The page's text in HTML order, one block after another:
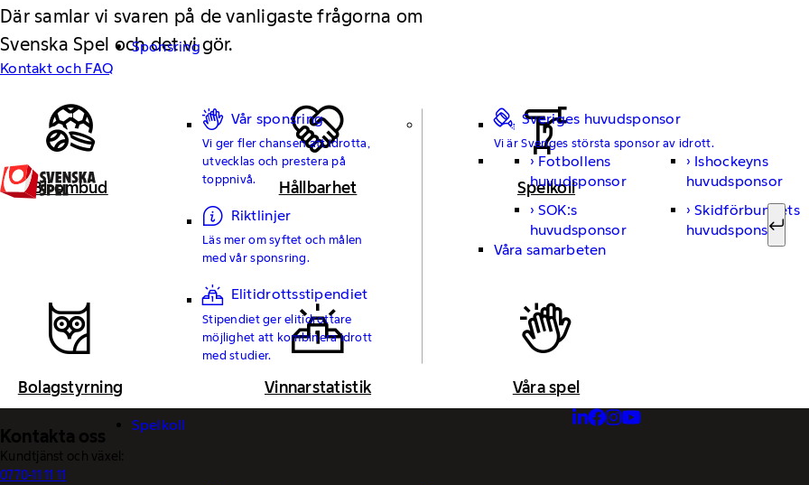
Sponsring
Vår sponsring
Vi ger fler chansen att idrotta,
utvecklas och prestera på
toppnivå.
Riktlinjer
Läs mer om syftet och målen
med vår sponsring.
Elitidrottsstipendiet
Stipendiet ger elitidrottare
möjlighet att kombinera idrott
med studier.
Sveriges huvudsponsor
Vi är Sveriges största sponsor av idrott.
Fotbollens
huvudsponsor
Ishockeyns
huvudsponsor
SOK:s
huvudsponsor
Skidförbundets
huvudsponsor
Våra samarbeten
Spelkoll
Sök
Där samlar vi svaren på de vanligaste frågorna om
Svenska Spel och det vi gör.
Kontakt och FAQ
Bli ombud Hållbarhet Spelkoll
Bolagstyrning Vinnarstatistik Våra spel
Kontakta oss
Kundtjänst och växel:
0770-11 11 11